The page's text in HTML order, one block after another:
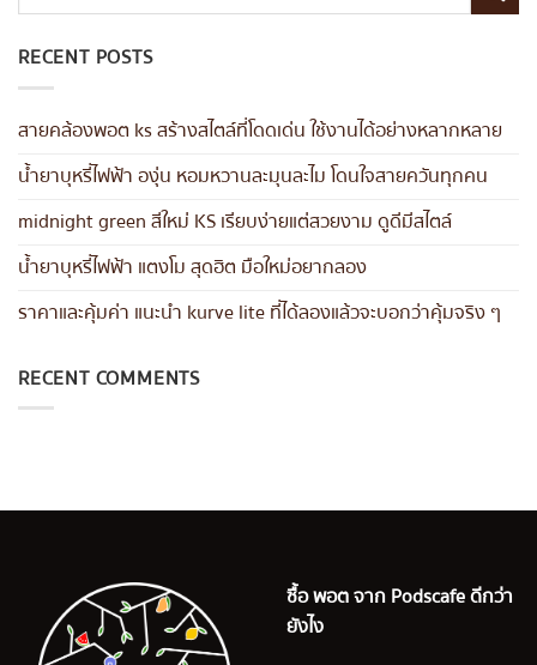
RECENT POSTS
สายคล้องพอต ks สร้างสไตล์ที่โดดเด่น ใช้งานได้อย่างหลากหลาย
น้ำยาบุหรี่ไฟฟ้า องุ่น หอมหวานละมุนละไม โดนใจสายควันทุกคน
midnight green สีใหม่ KS เรียบง่ายแต่สวยงาม ดูดีมีสไตล์
น้ำยาบุหรี่ไฟฟ้า แตงโม สุดฮิต มือใหม่อยากลอง
ราคาและคุ้มค่า แนะนำ kurve lite ที่ได้ลองแล้วจะบอกว่าคุ้มจริง ๆ
RECENT COMMENTS
ซื้อ พอต จาก Podscafe ดีกว่า
ยังไง